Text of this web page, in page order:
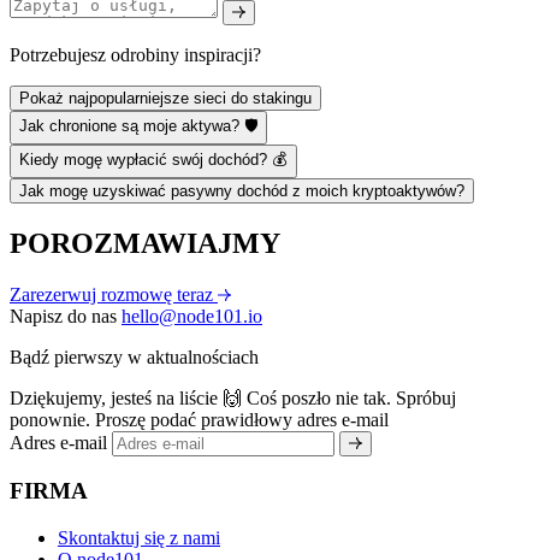
Potrzebujesz odrobiny inspiracji?
Pokaż najpopularniejsze sieci do stakingu
Jak chronione są moje aktywa? 🛡️
Kiedy mogę wypłacić swój dochód? 💰
Jak mogę uzyskiwać pasywny dochód z moich kryptoaktywów?
POROZMAWIAJMY
Zarezerwuj rozmowę teraz
Napisz do nas hello@node101.io
Bądź pierwszy w aktualnościach
Dziękujemy, jesteś na liście 🙌 Coś poszło nie tak. Spróbuj
ponownie. Proszę podać prawidłowy adres e-mail
Adres e-mail
FIRMA
Skontaktuj się z nami